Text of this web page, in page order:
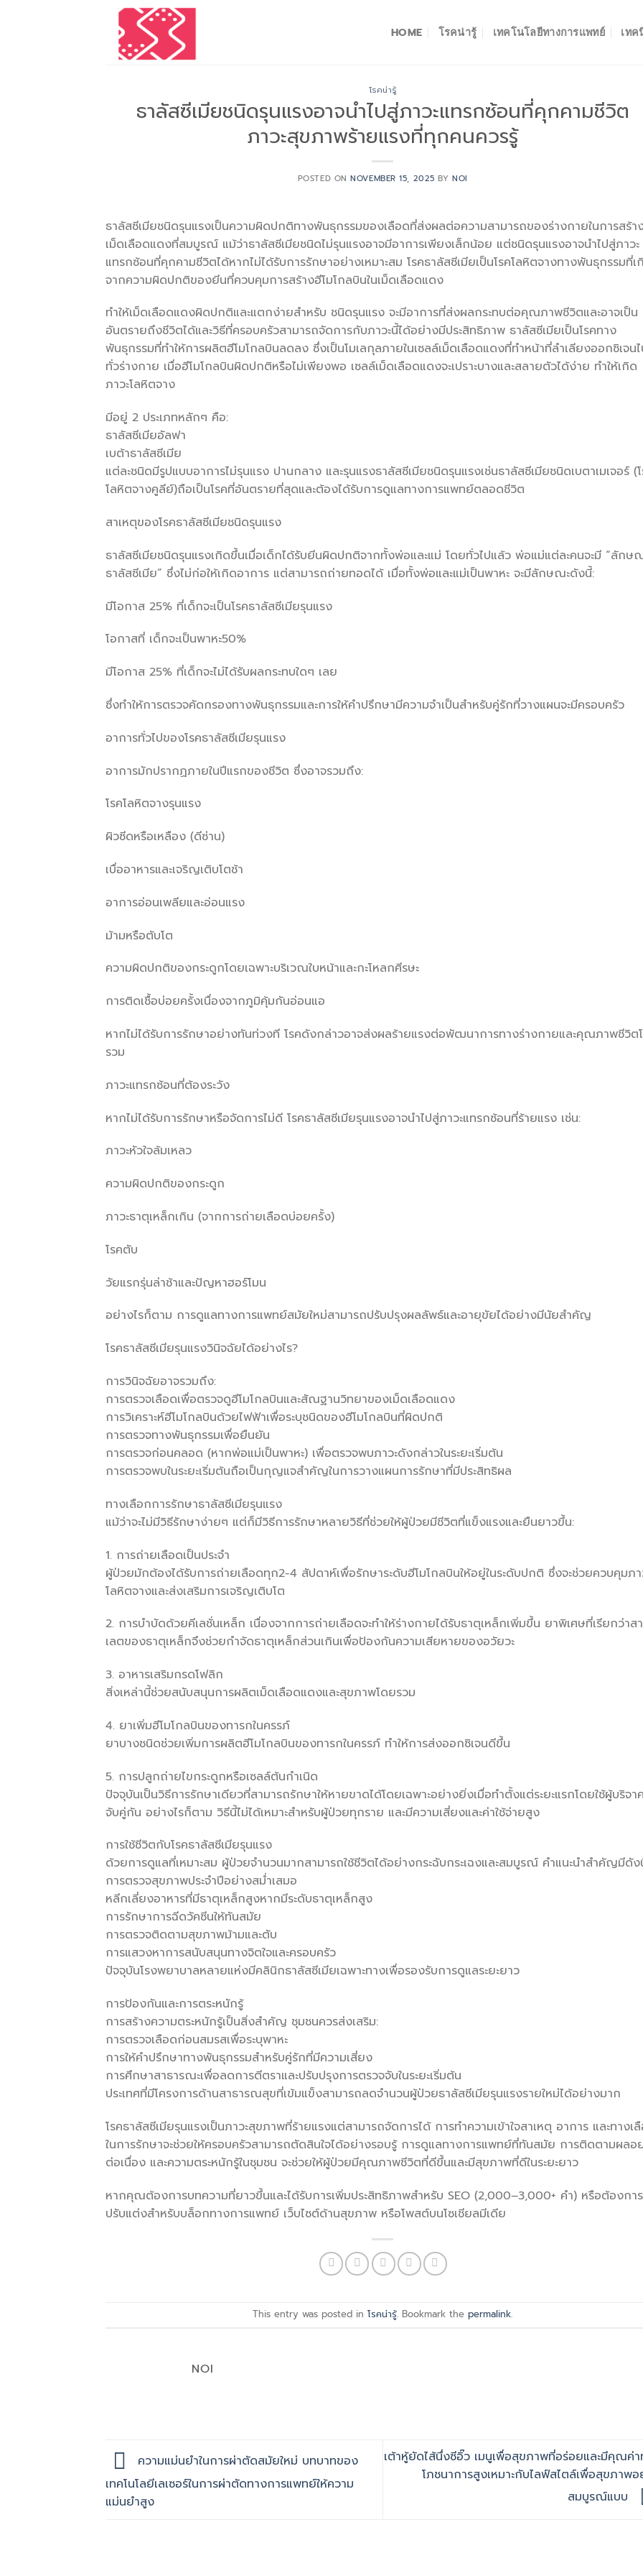
HOME โรคน่ารู้ เทคโนโลยีทางการแพทย์ เท
โรคน่ารู้
ธาลัสซีเมียชนิดรุนแรงอาจนำไปสู่ภาวะแทรกซ้อนที่คุกคามชีวิต
ภาวะสุขภาพร้ายแรงที่ทุกคนควรรู้
POSTED ONNOVEMBER 15, 2025 BYNOI
ธาลัสซีเมียชนิดรุนแรงเป็นความผิดปกติทางพันธุกรรมของเลือดที่ส่งผลต่อความสามารถของร่างกายในการสร้า
เม็ดเลือดแดงที่สมบูรณ์ แม้ว่าธาลัสซีเมียชนิดไม่รุนแรงอาจมีอาการเพียงเล็กน้อย แต่ชนิดรุนแรงอาจนำไปสู่ภาวะ
แทรกซ้อนที่คุกคามชีวิตได้หากไม่ได้รับการรักษาอย่างเหมาะสม โรคธาลัสซีเมียเป็นโรคโลหิตจางทางพันธุกรรมที่เ
จากความผิดปกติของยีนที่ควบคุมการสร้างฮีโมโกลบินในเม็ดเลือดแดง
ทำให้เม็ดเลือดแดงผิดปกติและแตกง่ายสำหรับ ชนิดรุนแรง จะมีอาการที่ส่งผลกระทบต่อคุณภาพชีวิตและอาจเป็น
อันตรายถึงชีวิตได้และวิธีที่ครอบครัวสามารถจัดการกับภาวะนี้ได้อย่างมีประสิทธิภาพ ธาลัสซีเมียเป็นโรคทาง
พันธุกรรมที่ทำให้การผลิตฮีโมโกลบินลดลง ซึ่งเป็นโมเลกุลภายในเซลล์เม็ดเลือดแดงที่ทำหน้าที่ลำเลียงออกซิเจน
ทั่วร่างกาย เมื่อฮีโมโกลบินผิดปกติหรือไม่เพียงพอ เซลล์เม็ดเลือดแดงจะเปราะบางและสลายตัวได้ง่าย ทำให้เกิด
ภาวะโลหิตจาง
มีอยู่ 2 ประเภทหลักๆ คือ:
ธาลัสซีเมียอัลฟา
เบต้าธาลัสซีเมีย
แต่ละชนิดมีรูปแบบอาการไม่รุนแรง ปานกลาง และรุนแรงธาลัสซีเมียชนิดรุนแรงเช่นธาลัสซีเมียชนิดเบตาเมเจอร์ (
โลหิตจางคูลีย์)ถือเป็นโรคที่อันตรายที่สุดและต้องได้รับการดูแลทางการแพทย์ตลอดชีวิต
สาเหตุของโรคธาลัสซีเมียชนิดรุนแรง
ธาลัสซีเมียชนิดรุนแรงเกิดขึ้นเมื่อเด็กได้รับยีนผิดปกติจากทั้งพ่อและแม่ โดยทั่วไปแล้ว พ่อแม่แต่ละคนจะมี “ลักษ
ธาลัสซีเมีย” ซึ่งไม่ก่อให้เกิดอาการ แต่สามารถถ่ายทอดได้ เมื่อทั้งพ่อและแม่เป็นพาหะ จะมีลักษณะดังนี้:
มีโอกาส 25% ที่เด็กจะเป็นโรคธาลัสซีเมียรุนแรง
โอกาสที่ เด็กจะเป็นพาหะ50%
มีโอกาส 25% ที่เด็กจะไม่ได้รับผลกระทบใดๆ เลย
ซึ่งทำให้การตรวจคัดกรองทางพันธุกรรมและการให้คำปรึกษามีความจำเป็นสำหรับคู่รักที่วางแผนจะมีครอบครัว
อาการทั่วไปของโรคธาลัสซีเมียรุนแรง
อาการมักปรากฏภายในปีแรกของชีวิต ซึ่งอาจรวมถึง:
โรคโลหิตจางรุนแรง
ผิวซีดหรือเหลือง (ดีซ่าน)
เบื่ออาหารและเจริญเติบโตช้า
อาการอ่อนเพลียและอ่อนแรง
ม้ามหรือตับโต
ความผิดปกติของกระดูกโดยเฉพาะบริเวณใบหน้าและกะโหลกศีรษะ
การติดเชื้อบ่อยครั้งเนื่องจากภูมิคุ้มกันอ่อนแอ
หากไม่ได้รับการรักษาอย่างทันท่วงที โรคดังกล่าวอาจส่งผลร้ายแรงต่อพัฒนาการทางร่างกายและคุณภาพชีวิต
รวม
ภาวะแทรกซ้อนที่ต้องระวัง
หากไม่ได้รับการรักษาหรือจัดการไม่ดี โรคธาลัสซีเมียรุนแรงอาจนำไปสู่ภาวะแทรกซ้อนที่ร้ายแรง เช่น:
ภาวะหัวใจล้มเหลว
ความผิดปกติของกระดูก
ภาวะธาตุเหล็กเกิน (จากการถ่ายเลือดบ่อยครั้ง)
โรคตับ
วัยแรกรุ่นล่าช้าและปัญหาฮอร์โมน
อย่างไรก็ตาม การดูแลทางการแพทย์สมัยใหม่สามารถปรับปรุงผลลัพธ์และอายุขัยได้อย่างมีนัยสำคัญ
โรคธาลัสซีเมียรุนแรงวินิจฉัยได้อย่างไร?
การวินิจฉัยอาจรวมถึง:
การตรวจเลือดเพื่อตรวจดูฮีโมโกลบินและสัณฐานวิทยาของเม็ดเลือดแดง
การวิเคราะห์ฮีโมโกลบินด้วยไฟฟ้าเพื่อระบุชนิดของฮีโมโกลบินที่ผิดปกติ
การตรวจทางพันธุกรรมเพื่อยืนยัน
การตรวจก่อนคลอด (หากพ่อแม่เป็นพาหะ) เพื่อตรวจพบภาวะดังกล่าวในระยะเริ่มต้น
การตรวจพบในระยะเริ่มต้นถือเป็นกุญแจสำคัญในการวางแผนการรักษาที่มีประสิทธิผล
ทางเลือกการรักษาธาลัสซีเมียรุนแรง
แม้ว่าจะไม่มีวิธีรักษาง่ายๆ แต่ก็มีวิธีการรักษาหลายวิธีที่ช่วยให้ผู้ป่วยมีชีวิตที่แข็งแรงและยืนยาวขึ้น:
1. การถ่ายเลือดเป็นประจำ
ผู้ป่วยมักต้องได้รับการถ่ายเลือดทุก2-4 สัปดาห์เพื่อรักษาระดับฮีโมโกลบินให้อยู่ในระดับปกติ ซึ่งจะช่วยควบคุมภา
โลหิตจางและส่งเสริมการเจริญเติบโต
2. การบำบัดด้วยคีเลชั่นเหล็ก เนื่องจากการถ่ายเลือดจะทำให้ร่างกายได้รับธาตุเหล็กเพิ่มขึ้น ยาพิเศษที่เรียกว่าส
เลตของธาตุเหล็กจึงช่วยกำจัดธาตุเหล็กส่วนเกินเพื่อป้องกันความเสียหายของอวัยวะ
3. อาหารเสริมกรดโฟลิก
สิ่งเหล่านี้ช่วยสนับสนุนการผลิตเม็ดเลือดแดงและสุขภาพโดยรวม
4. ยาเพิ่มฮีโมโกลบินของทารกในครรภ์
ยาบางชนิดช่วยเพิ่มการผลิตฮีโมโกลบินของทารกในครรภ์ ทำให้การส่งออกซิเจนดีขึ้น
5. การปลูกถ่ายไขกระดูกหรือเซลล์ต้นกำเนิด
ปัจจุบันเป็นวิธีการรักษาเดียวที่สามารถรักษาให้หายขาดได้โดยเฉพาะอย่างยิ่งเมื่อทำตั้งแต่ระยะแรกโดยใช้ผู้บริจา
จับคู่กัน อย่างไรก็ตาม วิธีนี้ไม่ได้เหมาะสำหรับผู้ป่วยทุกราย และมีความเสี่ยงและค่าใช้จ่ายสูง
การใช้ชีวิตกับโรคธาลัสซีเมียรุนแรง
ด้วยการดูแลที่เหมาะสม ผู้ป่วยจำนวนมากสามารถใช้ชีวิตได้อย่างกระฉับกระเฉงและสมบูรณ์ คำแนะนำสำคัญมีดัง
การตรวจสุขภาพประจำปีอย่างสม่ำเสมอ
หลีกเลี่ยงอาหารที่มีธาตุเหล็กสูงหากมีระดับธาตุเหล็กสูง
การรักษาการฉีดวัคซีนให้ทันสมัย
การตรวจติดตามสุขภาพม้ามและตับ
การแสวงหาการสนับสนุนทางจิตใจและครอบครัว
ปัจจุบันโรงพยาบาลหลายแห่งมีคลินิกธาลัสซีเมียเฉพาะทางเพื่อรองรับการดูแลระยะยาว
การป้องกันและการตระหนักรู้
การสร้างความตระหนักรู้เป็นสิ่งสำคัญ ชุมชนควรส่งเสริม:
การตรวจเลือดก่อนสมรสเพื่อระบุพาหะ
การให้คำปรึกษาทางพันธุกรรมสำหรับคู่รักที่มีความเสี่ยง
การศึกษาสาธารณะเพื่อลดการตีตราและปรับปรุงการตรวจจับในระยะเริ่มต้น
ประเทศที่มีโครงการด้านสาธารณสุขที่เข้มแข็งสามารถลดจำนวนผู้ป่วยธาลัสซีเมียรุนแรงรายใหม่ได้อย่างมาก
โรคธาลัสซีเมียรุนแรงเป็นภาวะสุขภาพที่ร้ายแรงแต่สามารถจัดการได้ การทำความเข้าใจสาเหตุ อาการ และทางเ
ในการรักษาจะช่วยให้ครอบครัวสามารถตัดสินใจได้อย่างรอบรู้ การดูแลทางการแพทย์ที่ทันสมัย ​​การติดตามผลอ
ต่อเนื่อง และความตระหนักรู้ในชุมชน จะช่วยให้ผู้ป่วยมีคุณภาพชีวิตที่ดีขึ้นและมีสุขภาพที่ดีในระยะยาว
หากคุณต้องการบทความที่ยาวขึ้นและได้รับการเพิ่มประสิทธิภาพสำหรับ SEO (2,000–3,000+ คำ) หรือต้องการ
ปรับแต่งสำหรับบล็อกทางการแพทย์ เว็บไซต์ด้านสุขภาพ หรือโพสต์บนโซเชียลมีเดีย
This entry was posted inโรคน่ารู้. Bookmark thepermalink.
NOI
ความแม่นยำในการผ่าตัดสมัยใหม่ บทบาทของ
เทคโนโลยีเลเซอร์ในการผ่าตัดทางการแพทย์ให้ความ
แม่นยำสูง
เต้าหู้ยัดไส้นึ่งซีอิ๊ว เมนูเพื่อสุขภาพที่อร่อยและมีคุณค่า
โภชนาการสูงเหมาะกับไลฟ์สไตล์เพื่อสุขภาพ
สมบูรณ์แบบ